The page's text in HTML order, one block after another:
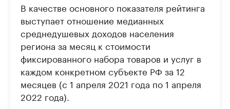
В качестве основного показателя рейтинга
выступает отношение медианных
среднедушевых доходов населения
региона за месяц к стоимости
фиксированного набора товаров и услуг в
каждом конкретном субъекте РФ за 12
месяцев (с 1 апреля 2021 года по 1 апреля
2022 года).